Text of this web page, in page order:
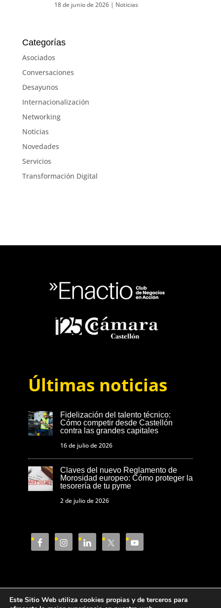
18 de junio de 2026| Noticias
Categorías
Asociados
Conversaciones
Desayunos
Internacionalización
Networking
Noticias
Novedades
Servicios
Transformación Digital
Últimas noticias
Fidelización del talento técnico:
Cómo competir desde Castellón
contra las grandes capitales
16 de julio de 2026
Claves del nuevo Reglamento de
Morosidad europeo: Cómo proteger la
tesorería de tu pyme
2 de julio de 2026
Este Sitio Web utiliza cookies propias y de terceros para